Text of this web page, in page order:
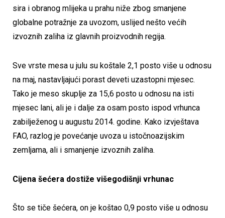
sira i obranog mlijeka u prahu niže zbog smanjene
globalne potražnje za uvozom, uslijed nešto većih
izvoznih zaliha iz glavnih proizvodnih regija.
Sve vrste mesa u julu su koštale 2,1 posto više u odnosu
na maj, nastavljajući porast deveti uzastopni mjesec.
Tako je meso skuplje za 15,6 posto u odnosu na isti
mjesec lani, ali je i dalje za osam posto ispod vrhunca
zabilježenog u augustu 2014. godine. Kako izvještava
FAO, razlog je povećanje uvoza u istočnoazijskim
zemljama, ali i smanjenje izvoznih zaliha.
Cijena šećera dostiže višegodišnji vrhunac
Što se tiče šećera, on je koštao 0,9 posto više u odnosu